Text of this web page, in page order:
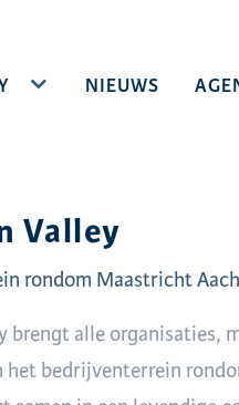
TOGGLE DROPDOWN
NIEUWS
Valley
rondom Maastricht
brengt alle organisaties,
het bedrijventerrein